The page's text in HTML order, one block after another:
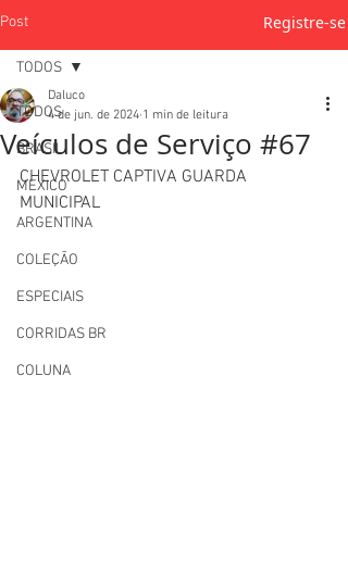
Post Registre-se
TODOS
BRASIL
MEXICO
ARGENTINA
COLEÇÃO
ESPECIAIS
CORRIDAS BR
COLUNA
TODOS
Veículos de Serviço #67
Daluco
4 de jun. de 2024 1 min de leitura
CHEVROLET CAPTIVA GUARDA
MUNICIPAL